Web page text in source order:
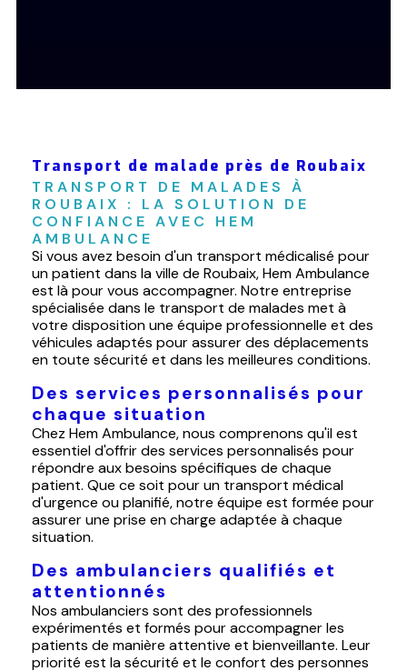
Transport de malade près de Roubaix
TRANSPORT DE MALADES À
ROUBAIX : LA SOLUTION DE
CONFIANCE AVEC HEM
AMBULANCE
Si vous avez besoin d'un transport médicalisé pour
un patient dans la ville de Roubaix, Hem Ambulance
est là pour vous accompagner. Notre entreprise
spécialisée dans le transport de malades met à
votre disposition une équipe professionnelle et des
véhicules adaptés pour assurer des déplacements
en toute sécurité et dans les meilleures conditions.
Des services personnalisés pour
chaque situation
Chez Hem Ambulance, nous comprenons qu'il est
essentiel d'offrir des services personnalisés pour
répondre aux besoins spécifiques de chaque
patient. Que ce soit pour un transport médical
d'urgence ou planifié, notre équipe est formée pour
assurer une prise en charge adaptée à chaque
situation.
Des ambulanciers qualifiés et
attentionnés
Nos ambulanciers sont des professionnels
expérimentés et formés pour accompagner les
patients de manière attentive et bienveillante. Leur
priorité est la sécurité et le confort des personnes